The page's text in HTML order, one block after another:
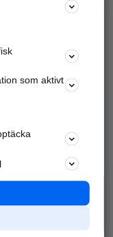
företaget
annonsera mot
nära dig.
sökningar
som aktivt